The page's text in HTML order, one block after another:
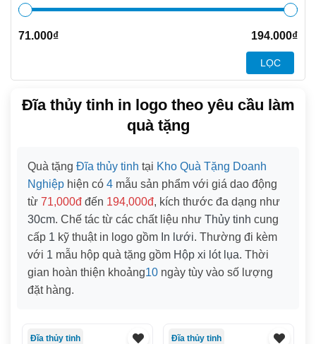
71.000₫ 194.000₫
LỌC
Đĩa thủy tinh in logo theo yêu cầu làm
quà tặng
Quà tặng Đĩa thủy tinh tại Kho Quà Tặng Doanh
Nghiệp hiện có 4 mẫu sản phẩm với giá dao động
từ 71,000đ đến 194,000đ, kích thước đa dạng như
30cm. Chế tác từ các chất liệu như Thủy tinh cung
cấp 1 kỹ thuật in logo gồm In lưới. Thường đi kèm
với 1 mẫu hộp quà tặng gồm Hộp xi lót lụa. Thời
gian hoàn thiện khoảng10 ngày tùy vào số lượng
đặt hàng.
Đĩa thủy tinh Đĩa thủy tinh